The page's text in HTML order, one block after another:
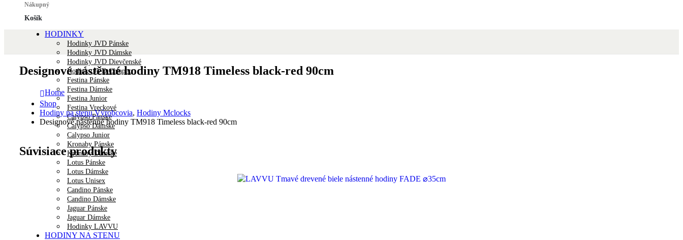
Nákupný
Košík
HODINKY
Hodinky JVD Pánske
Hodinky JVD Dámske
Hodinky JVD Dievčenské
Hodinky JVD Chlapec
Festina Pánske
Festina Dámske
Festina Junior
Festina Vreckové
Calypso Pánske
Calypso Dámske
Calypso Junior
Kronaby Pánske
Kronaby Dámske
Lotus Pánske
Lotus Dámske
Lotus Unisex
Candino Pánske
Candino Dámske
Jaguar Pánske
Jaguar Dámske
Hodinky LAVVU
HODINY NA STENU
Designové nástěnné hodiny TM918 Timeless black-red 90cm
Home
Shop
Hodiny na stenu Výrobcovia, Hodiny Mclocks
Designové nástěnné hodiny TM918 Timeless black-red 90cm
Súvisiace produkty